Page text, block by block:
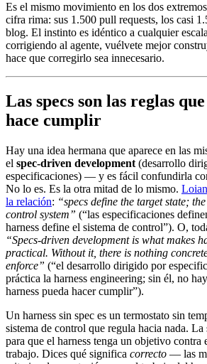
Es el mismo movimiento en los dos
cifra rima: sus 1.500 pull requests, los casi
blog. El instinto es idéntico a cualquier
corrigiendo al agente, vuélvete mejor
hace que corregirlo sea innecesario.
Las specs son las reglas
hace cumplir
Hay una idea hermana que aparece en las
el spec-driven development (desarrollo
especificaciones) — y es fácil confundirla
No lo es. Es la otra mitad de lo mismo.
la relación: “specs define the target state;
control system” (“las especificaciones
harness define el sistema de control”). O,
“Specs-driven development is what makes
practical. Without it, there is nothing
enforce” (“el desarrollo dirigido por
práctica la harness engineering; sin él, no
harness pueda hacer cumplir”).
Un harness sin spec es un termostato sin
sistema de control que regula hacia nada. La
para que el harness tenga un objetivo contra
trabajo. Dices qué significa correcto — las